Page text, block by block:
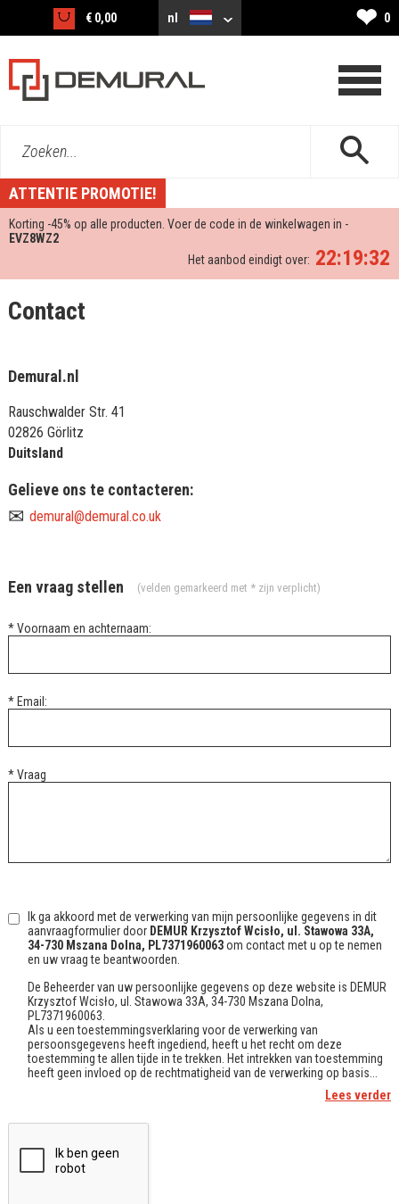
€ 0,00 nl ❤ 0
Zoeken...
ATTENTIE PROMOTIE!
Korting -45% op alle producten. Voer de code in de winkelwagen in -
EVZ8WZ2
22:19:32
Het aanbod eindigt over:
Contact
Demural.nl
Rauschwalder Str. 41
02826 Görlitz
Duitsland
Gelieve ons te contacteren:
✉ demural@demural.co.uk
Een vraag stellen (velden gemarkeerd met * zijn verplicht)
* Voornaam en achternaam:
* Email:
* Vraag
Ik ga akkoord met de verwerking van mijn persoonlijke gegevens in dit
aanvraagformulier door DEMUR Krzysztof Wcisło, ul. Stawowa 33A,
34-730 Mszana Dolna, PL7371960063om contact met u op te nemen
en uw vraag te beantwoorden.
De Beheerder van uw persoonlijke gegevens op deze website is DEMUR
Krzysztof Wcisło, ul. Stawowa 33A, 34-730 Mszana Dolna,
PL7371960063.
Als u een toestemmingsverklaring voor de verwerking van
persoonsgegevens heeft ingediend, heeft u het recht om deze
toestemming te allen tijde in te trekken. Het intrekken van toestemming
heeft geen invloed op de rechtmatigheid van de verwerking op basis...
Lees verder